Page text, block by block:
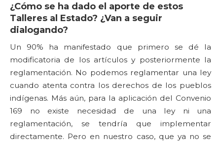
¿Cómo se ha dado el aporte de estos
Talleres al Estado? ¿Van a seguir
dialogando?
Un 90% ha manifestado que primero se dé la
modificatoria de los artículos y posteriormente la
reglamentación. No podemos reglamentar una ley
cuando atenta contra los derechos de los pueblos
indígenas. Más aún, para la aplicación del Convenio
169 no existe necesidad de una ley ni una
reglamentación, se tendría que implementar
directamente. Pero en nuestro caso, que ya no se